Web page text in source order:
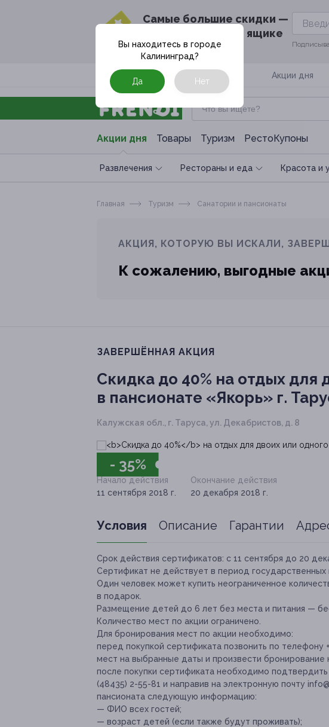
Cамые большие скидки —
в твоём почтовом ящике
Москва Акции дня
Акции дня Товары Туризм РестоКупоны
Развлечения Рестораны и еда Красота и
Вы находитесь в городе
Калининград?
Да Нет
Главная Туризм Санатории и пансионаты
АКЦИЯ, КОТОРУЮ ВЫ ИСКАЛИ,
К сожалению, выгодные
ЗАВЕРШЁННАЯ АКЦИЯ
Скидка до 40% на отдых для
в пансионате «Якорь» г.
Калужская обл., г. Таруса, ул. Декабристов, д. 8
- 35%
Начало действия
11 сентября 2018 г.
Окончание действия
20 декабря 2018 г.
Условия Описание Гарантии
Срок действия сертификатов: с 11 сентября до 20
Сертификат не действует в период государственных
Один человек может купить неограниченное
в подарок.
Размещение детей до 6 лет без места и питания —
Количество мест по акции ограничено.
Для бронирования мест по акции необходимо:
перед покупкой сертификата позвонить по телефону
мест на выбранные даты и произвести бронирование
после покупки сертификата необходимо
(48435) 2-55-81 и направив на электронную почту
пансионата следующую информацию:
— ФИО всех гостей;
— возраст детей (если также будут проживать);